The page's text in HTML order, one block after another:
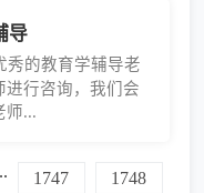
导
秀的教育学辅导老
进行咨询，我们会
师...
.. 1747 1748